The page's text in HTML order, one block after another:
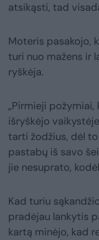
atsikąsti, tad
Moteris pasakojo,
turi nuo mažens ir
ryškėja.
„Pirmieji požymiai,
išryškėjo
tarti žodžius, dėl
pastabų iš savo
jie nesuprato,
Kad turiu
pradėjau lankytis
kartą minėjo, kad